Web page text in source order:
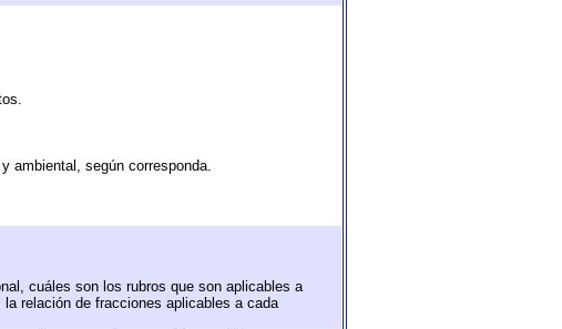
ambiental, según corresponda.
cuáles son los rubros que son aplicables a
relación de fracciones aplicables a cada